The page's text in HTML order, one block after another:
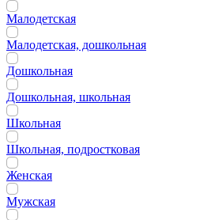
Малодетская
Малодетская, дошкольная
Дошкольная
Дошкольная, школьная
Школьная
Школьная, подростковая
Женская
Мужская